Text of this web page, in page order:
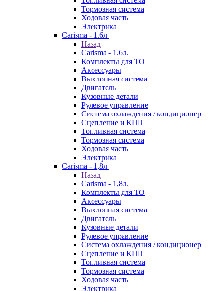
Тормозная система
Ходовая часть
Электрика
Carisma - 1.6л.
Назад
Carisma - 1.6л.
Комплекты для ТО
Аксессуары
Выхлопная система
Двигатель
Кузовные детали
Рулевое управление
Система охлаждения / кондиционер
Сцепление и КПП
Топливная система
Тормозная система
Ходовая часть
Электрика
Carisma - 1,8л.
Назад
Carisma - 1,8л.
Комплекты для ТО
Аксессуары
Выхлопная система
Двигатель
Кузовные детали
Рулевое управление
Система охлаждения / кондиционер
Сцепление и КПП
Топливная система
Тормозная система
Ходовая часть
Электрика